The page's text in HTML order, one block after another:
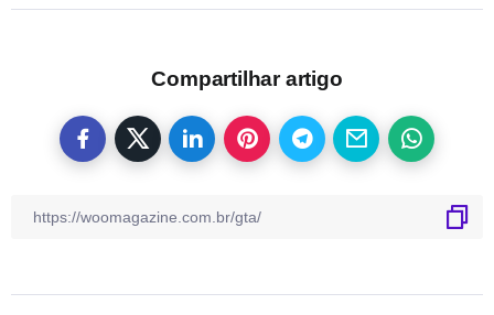
Compartilhar artigo